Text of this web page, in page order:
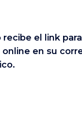
recibe el link
en su